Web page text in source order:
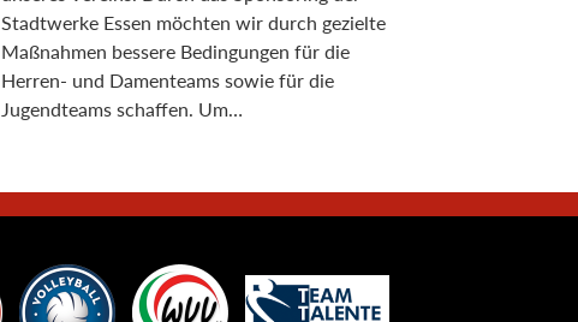
Stadtwerke Essen möchten wir durch gezielte
Maßnahmen bessere Bedingungen für die
Herren- und Damenteams sowie für die
Jugendteams schaffen. Um…